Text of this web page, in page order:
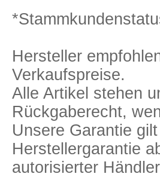
Hersteller
Verkaufspreise.
Alle Artikel stehen
Rückgaberecht,
Unsere Garantie
Herstellergarantie
autorisierter